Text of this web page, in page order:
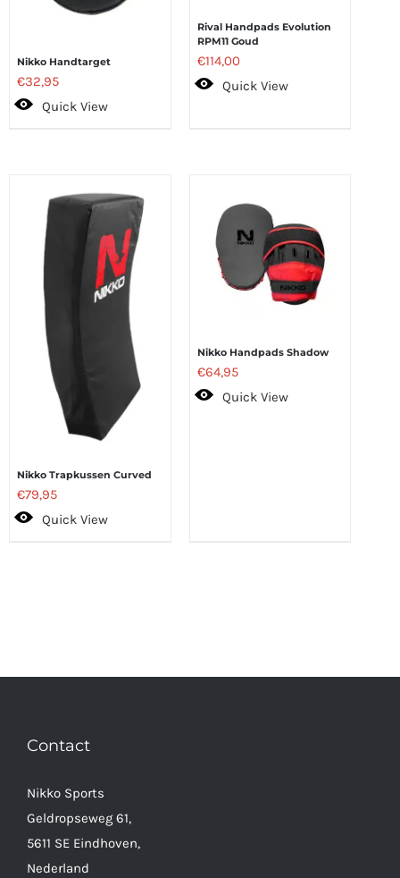
Nikko Handtarget
€32,95
Quick View
Rival Handpads Evolution
RPM11 Goud
€114,00
Quick View
Nikko Trapkussen Curved
€79,95
Quick View
Nikko Handpads Shadow
€64,95
Quick View
Contact
Nikko Sports
Geldropseweg 61,
5611 SE Eindhoven,
Nederland